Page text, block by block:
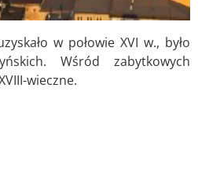
w połowie XVI w., było
Wśród zabytkowych
wieczne.